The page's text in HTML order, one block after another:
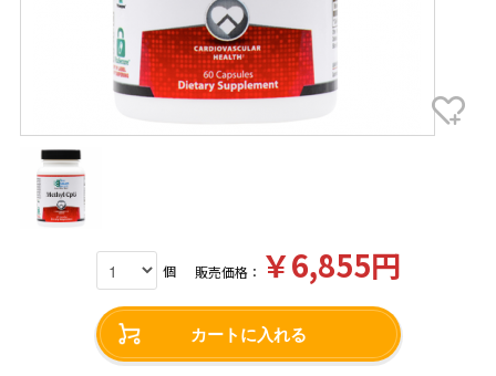
個 販売価格： ￥6,855円
カートに入れる